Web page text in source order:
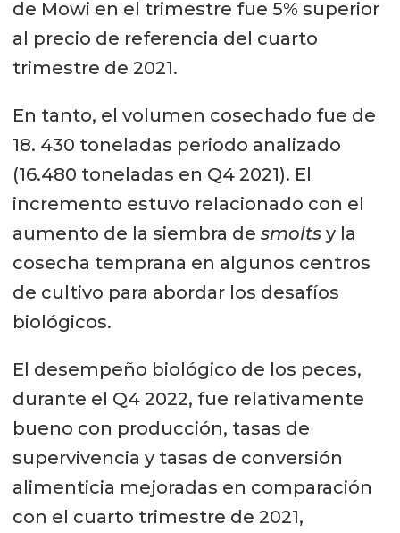
de Mowi en el trimestre fue 5% superior
al precio de referencia del cuarto
trimestre de 2021.
En tanto, el volumen cosechado fue de
18. 430 toneladas periodo analizado
(16.480 toneladas en Q4 2021). El
incremento estuvo relacionado con el
aumento de la siembra de smoltsy la
cosecha temprana en algunos centros
de cultivo para abordar los desafíos
biológicos.
El desempeño biológico de los peces,
durante el Q4 2022, fue relativamente
bueno con producción, tasas de
supervivencia y tasas de conversión
alimenticia mejoradas en comparación
con el cuarto trimestre de 2021,